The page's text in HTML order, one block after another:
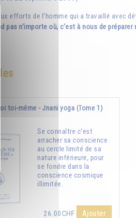
efforts de l’homme qui a travaillé avec
pas n’importe où, c’est à nous de
toi-même - Jnani yoga (Tome 1)
Se connaître c'est
arracher sa conscience
au cercle limité de sa
nature inférieure, pour
se fondre dans la
conscience cosmique
illimitée.
26.00CHF Ajouter